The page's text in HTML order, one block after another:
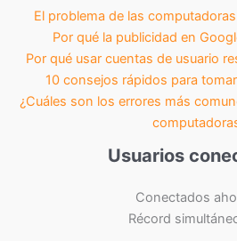
El problema de las
Por qué la publicidad en
Por qué usar cuentas de usuario
10 consejos rápidos para
¿Cuáles son los errores más
Usuarios
Conectados
Récord